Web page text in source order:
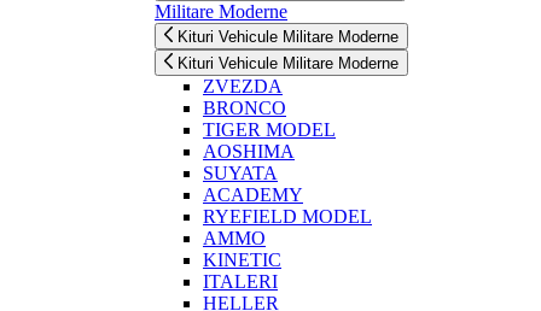
Militare Moderne
Kituri Vehicule Militare Moderne
Kituri Vehicule Militare Moderne
ZVEZDA
BRONCO
TIGER MODEL
AOSHIMA
SUYATA
ACADEMY
RYEFIELD MODEL
AMMO
KINETIC
ITALERI
HELLER